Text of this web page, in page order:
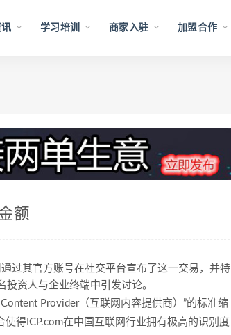
学习培训 商家入驻 加盟合作
额
过其官方账号在社交平台宣布了这一交易，并特
资人与企业终端中引发讨论。
Provider（互联网内容提供商）”的标准缩
得ICP.com在中国互联网行业拥有极高的识别度